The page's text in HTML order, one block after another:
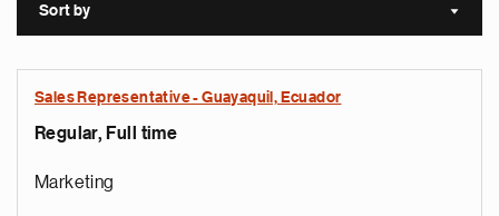
Sort by Sort
Sales Representative - Guayaquil, Ecuador
Regular, Full time
Marketing